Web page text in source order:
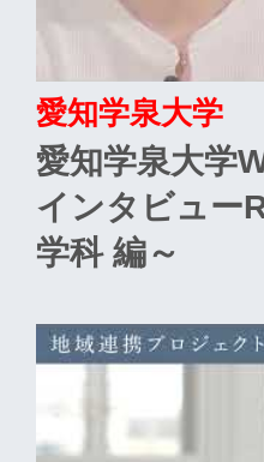
愛知学泉大学
愛知学泉大学
インタビュー
学科 編～